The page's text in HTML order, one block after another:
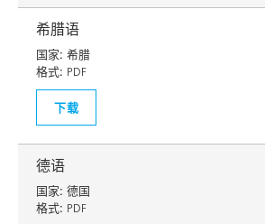
希腊语
国家: 希腊
格式: PDF
下载
德语
国家: 德国
格式: PDF